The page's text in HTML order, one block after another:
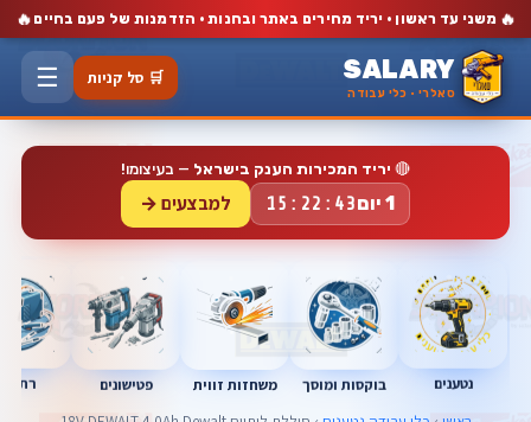
🔥 משני עד ראשון · יריד מחירים באתר ובחנות · הזדמנות של פעם בחיים 🔥
SALARY
סאלרי · כלי עבודה
🛒 סל קניות ☰
🔴 יריד המכירות הענק בישראל — בעיצומו!
1 יום 15:22:42 למבצעים →
נטענים בוקסות ומוסך משחזות זווית פטישונים